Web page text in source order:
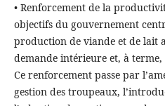
• Renforcement de la
objectifs du gouvernement
production de viande et de lait
demande intérieure et, à
Ce renforcement passe par
gestion des troupeaux,